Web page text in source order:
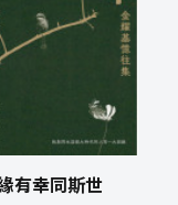
有幸同斯世